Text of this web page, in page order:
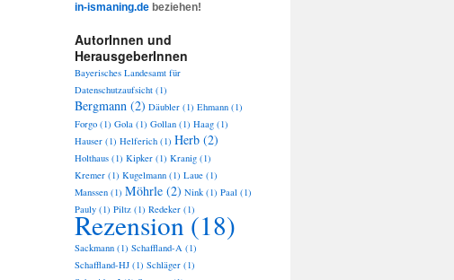
in-ismaning.de beziehen!
AutorInnen und
HerausgeberInnen
Bayerisches Landesamt für
Datenschutzaufsicht (1)
Bergmann (2) Däubler (1) Ehmann (1)
Forgo (1) Gola (1) Gollan (1) Haag (1)
Hauser (1) Helferich (1) Herb (2)
Holthaus (1) Kipker (1) Kranig (1)
Kremer (1) Kugelmann (1) Laue (1)
Manssen (1) Möhrle (2) Nink (1) Paal (1)
Pauly (1) Piltz (1) Redeker (1)
Rezension(18)
Sackmann (1) Schaffland-A (1)
Schaffland-HJ (1) Schläger (1)